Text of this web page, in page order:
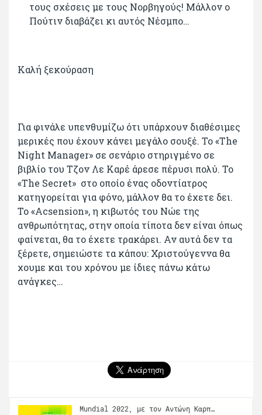
τους σχέσεις με τους Νορβηγούς! Μάλλον ο
Πούτιν διαβάζει κι αυτός Νέσμπο…
Καλή ξεκούραση
Για φινάλε υπενθυμίζω ότι υπάρχουν διαθέσιμες
μερικές που έχουν κάνει μεγάλο σουξέ. Το «The
Night Manager» σε σενάριο στηριγμένο σε
βιβλίο του Τζον Λε Καρέ άρεσε πέρυσι πολύ. Το
«Τhe Secret» στο οποίο ένας οδοντίατρος
κατηγορείται για φόνο, μάλλον θα το έχετε δει.
Το «Acsension», η κιβωτός του Νώε της
ανθρωπότητας, στην οποία τίποτα δεν είναι όπως
φαίνεται, θα το έχετε τρακάρει. Αν αυτά δεν τα
ξέρετε, σημειώστε τα κάπου: Χριστούγεννα θα
χουμε και του χρόνου με ίδιες πάνω κάτω
ανάγκες…